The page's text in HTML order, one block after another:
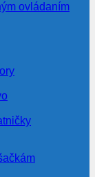
ovládaním